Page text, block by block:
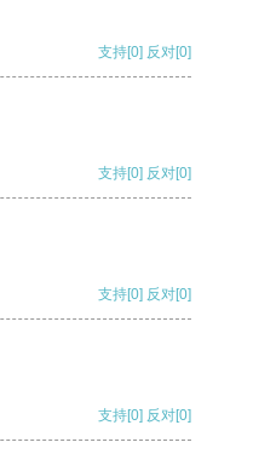
支持[0] 反对[0]
支持[0] 反对[0]
支持[0] 反对[0]
支持[0] 反对[0]